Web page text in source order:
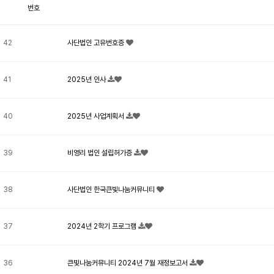
번호
42 사단법인 고유번호증
41 2025년 인사
40 2025년 사업계획서
39 비영리 법인 설립허가증
38 사단법인 한국큰빛나눔커뮤니티
37 2024년 2학기 프로그램
36 큰빛나눔커뮤니티 2024년 7월 재정보고서